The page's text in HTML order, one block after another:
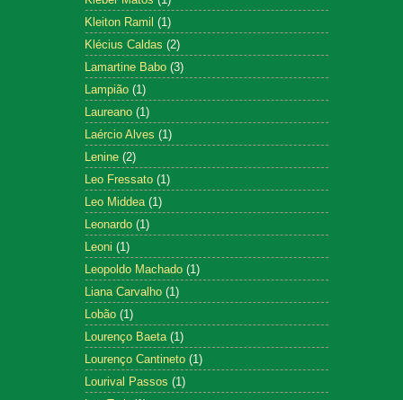
Kleiton Ramil (1)
Klécius Caldas (2)
Lamartine Babo (3)
Lampião (1)
Laureano (1)
Laércio Alves (1)
Lenine (2)
Leo Fressato (1)
Leo Middea (1)
Leonardo (1)
Leoni (1)
Leopoldo Machado (1)
Liana Carvalho (1)
Lobão (1)
Lourenço Baeta (1)
Lourenço Cantineto (1)
Lourival Passos (1)